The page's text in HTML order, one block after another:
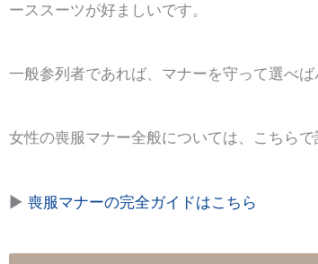
ーススーツが好ましいです。
一般参列者であれば、マナーを守って選べば
女性の喪服マナー全般については、こちらで
▶ 喪服マナーの完全ガイドはこちら